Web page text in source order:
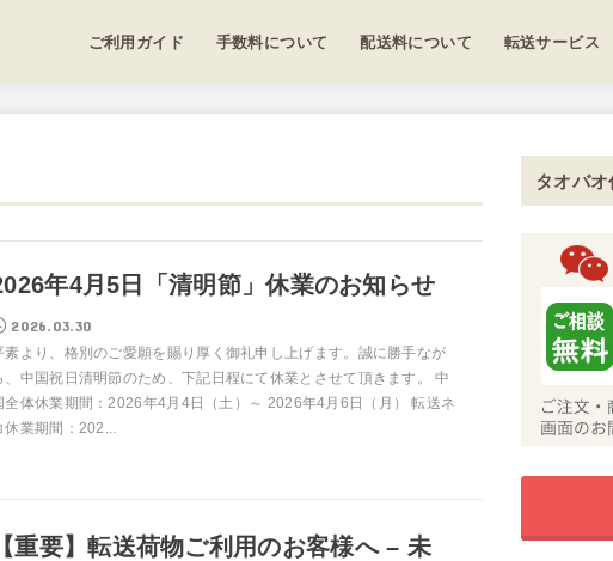
ご利用ガイド 手数料について 配送料について 転送サービス
年4月5日「清明節」休業のお知らせ
2026.03.30
素より、格別のご愛願を賜り厚く御礼申し上げます。誠に勝手なが
、中国祝日清明節のため、下記日程にて休業とさせて頂きます。 中
全体休業期間：2026年4月4日（土）～ 2026年4月6日（月） 転送ネ
休業期間：202...
重要】転送荷物ご利用のお客様へ – 未
タオバ